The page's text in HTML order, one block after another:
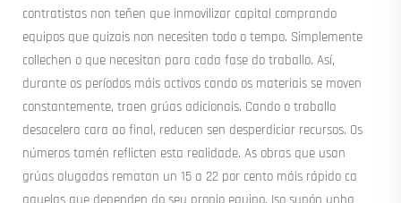
contratistas non teñen que inmovilizar capital comprando
equipos que quizais non necesiten todo o tempo. Simplemente
collechen o que necesitan para cada fase do traballo. Así,
durante os períodos máis activos cando os materiais se moven
constantemente, traen grúas adicionais. Cando o traballo
desacelera cara ao final, reducen sen desperdiciar recursos. Os
números tamén reflicten esta realidade. As obras que usan
grúas alugadas rematan un 15 a 22 por cento máis rápido ca